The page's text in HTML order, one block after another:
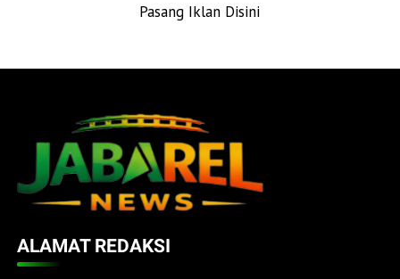
Pasang Iklan Disini
ALAMAT REDAKSI